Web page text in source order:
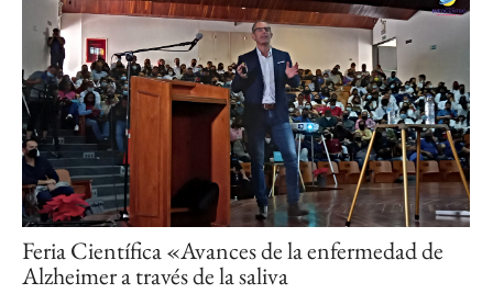
Feria Científica «Avances de la enfermedad de
Alzheimer a través de la saliva